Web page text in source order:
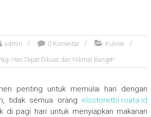
admin 0 Komentar Kuliner
Hari Cepat Dibuat dan Nikmat Banget!
penting untuk memulai hari dengan
tidak semua orang elsstoretbl.roata.id
di pagi hari untuk menyiapkan makanan